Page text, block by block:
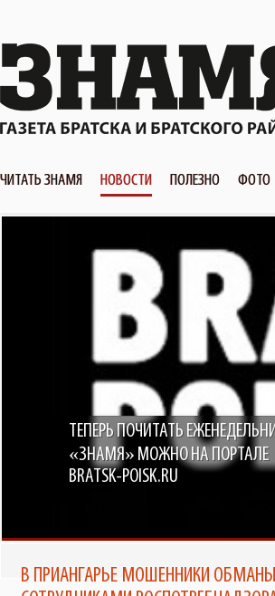
ЧИТАТЬ ЗНАМЯ НОВОСТИ ПОЛЕЗНО ФОТО
ТЕПЕРЬ ПОЧИТАТЬ
«ЗНАМЯ» МОЖНО НА ПОРТАЛЕ
BRATSK-POISK.RU
В ПРИАНГАРЬЕ МОШЕННИКИ